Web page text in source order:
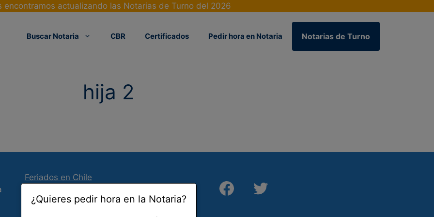
encontramos actualizando las Notarias de Turno del 2026
Buscar Notaria CBR Certificados Pedir hora en Notaria Notarias de Turno
hija 2
Feriados en Chile
Nosotros
¿Quieres pedir hora en la Notaria?